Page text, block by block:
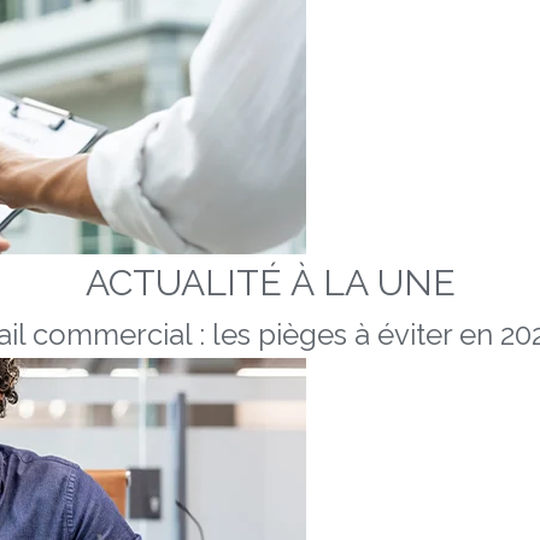
ACTUALITÉ À LA UNE
commercial : les pièges à éviter en